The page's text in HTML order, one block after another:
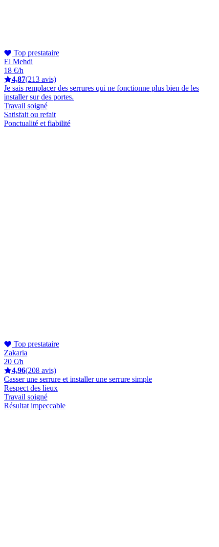
Top prestataire
El Mehdi
18 €/h
4,87(213 avis)
Je sais remplacer des serrures qui ne fonctionne plus bien de les
installer sur des portes.
Travail soigné
Satisfait ou refait
Ponctualité et fiabilité
Top prestataire
Zakaria
20 €/h
4,96(208 avis)
Casser une serrure et installer une serrure simple
Respect des lieux
Travail soigné
Résultat impeccable